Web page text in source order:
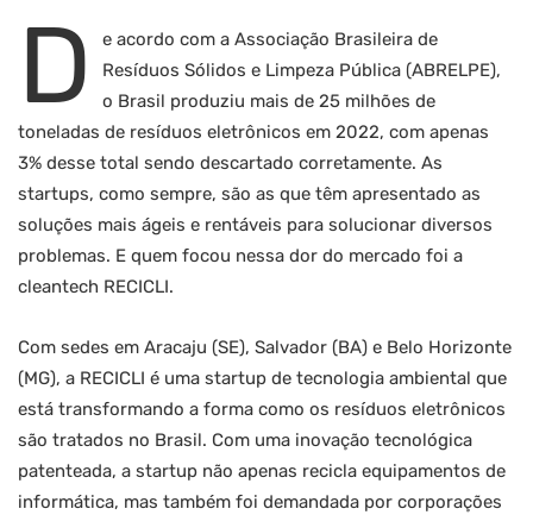
D
e acordo com a Associação Brasileira de
Resíduos Sólidos e Limpeza Pública (ABRELPE),
o Brasil produziu mais de 25 milhões de
toneladas de resíduos eletrônicos em 2022, com apenas
3% desse total sendo descartado corretamente. As
startups, como sempre, são as que têm apresentado as
soluções mais ágeis e rentáveis para solucionar diversos
problemas. E quem focou nessa dor do mercado foi a
cleantech RECICLI.
Com sedes em Aracaju (SE), Salvador (BA) e Belo Horizonte
(MG), a RECICLI é uma startup de tecnologia ambiental que
está transformando a forma como os resíduos eletrônicos
são tratados no Brasil. Com uma inovação tecnológica
patenteada, a startup não apenas recicla equipamentos de
informática, mas também foi demandada por corporações